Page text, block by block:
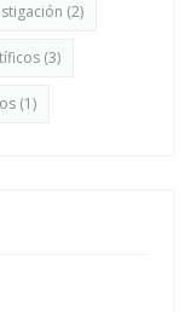
(2)
(3)
(1)